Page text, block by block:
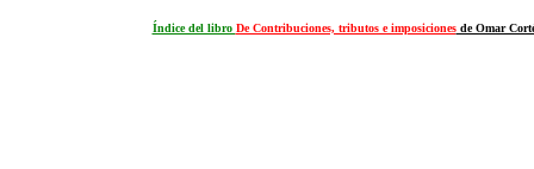
Índice del libro De Contribuciones, tributos e imposicionesde Omar